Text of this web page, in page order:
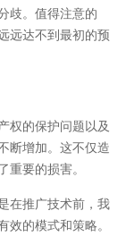
歧。值得注意的
远达不到最初的预
权的保护问题以及
断增加。这不仅造
要的损害。
在推广技术前，我
的模式和策略。